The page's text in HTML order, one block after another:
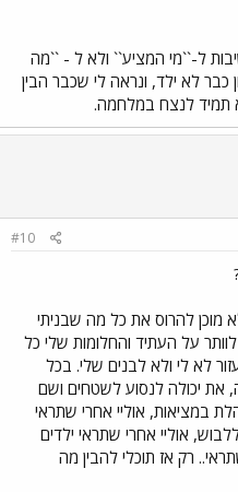
ל-``מי המציע`` ולא ל - ``מה
כבר לא ילד, ונראה לי שכבר הבין
תמיד לנצח במלחמה.
#10
מוכן להרוס את כל מה שבניתי
על העתיד והחלומות שלי כל
לא לי ולא לבנים שלי. בכל
יכולה לנסוע לשטחים ושם
במציאות, אוליי אחרי שתראי
אוליי אחרי שתראי ילדים
רק אז תוכלי להבין מה